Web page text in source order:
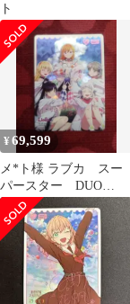
ト
¥69,599
メ*ト様 ラブカ スー
パースター DUO
Liella! LLE 始まりは
君の空